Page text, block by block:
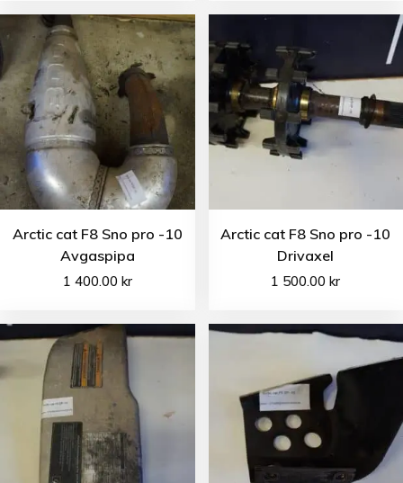
Arctic cat F8 Sno pro -10
Avgaspipa
1 400.00 kr
Arctic cat F8 Sno pro -10
Drivaxel
1 500.00kr